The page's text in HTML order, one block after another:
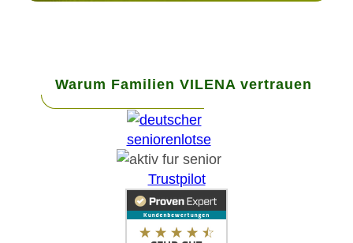
Warum Familien VILENA vertrauen
Trustpilot